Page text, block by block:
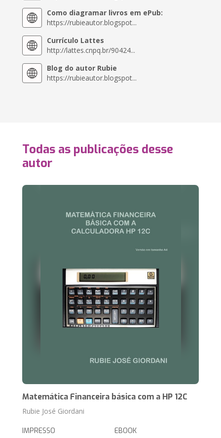
Como diagramar livros em ePub:
https://rubieautor.blogspot...
Currículo Lattes
http://lattes.cnpq.br/90424...
Blog do autor Rubie
https://rubieautor.blogspot...
Todas as publicações desse
autor
Matemática Financeira básica com a HP 12C
Rubie José Giordani
IMPRESSO EBOOK